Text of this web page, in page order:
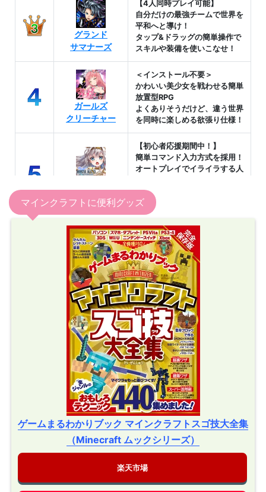
マインクラフトに便利グッズ
ゲームまるわかりブック マインクラフトスゴ技大全集
（Minecraft ムックシリーズ）
楽天市場